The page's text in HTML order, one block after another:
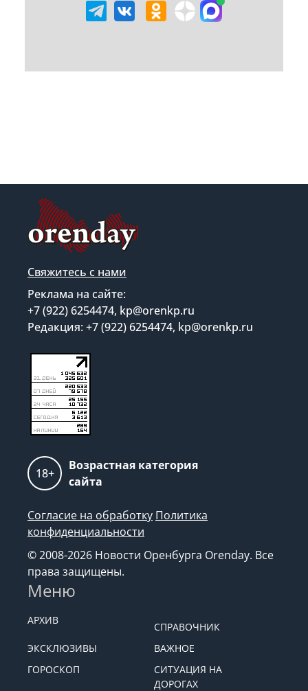
Свяжитесь с нами
Реклама на сайте:
+7 (922) 6254474, kp@orenkp.ru
Редакция: +7 (922) 6254474, kp@orenkp.ru
18+
Возрастная категория
сайта
Согласие на обработку Политика
конфиденциальности
© 2008-2026 Новости Оренбурга Orenday. Все
права защищены.
Меню
АРХИВ
СПРАВОЧНИК
ЭКСКЛЮЗИВЫ
ВАЖНОЕ
ГОРОСКОП
СИТУАЦИЯ НА
ДОРОГАХ